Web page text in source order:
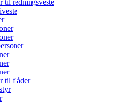
til redningsveste
til flåder